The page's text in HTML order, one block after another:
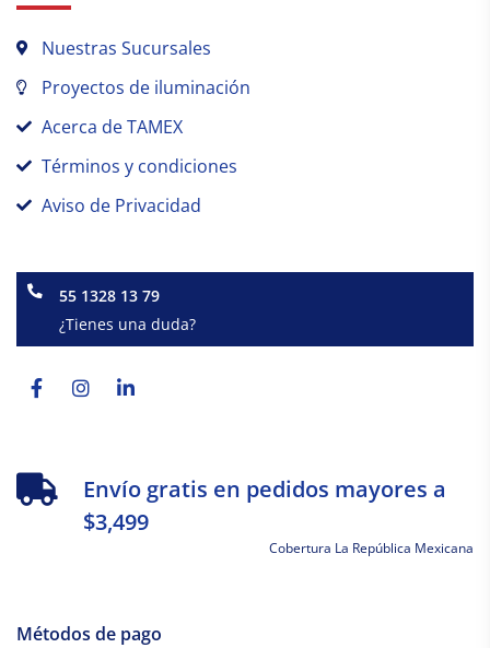
Nuestras Sucursales
Proyectos de iluminación
Acerca de TAMEX
Términos y condiciones
Aviso de Privacidad
55 1328 13 79
¿Tienes una duda?
f
Envío gratis en pedidos mayores a
$3,499
Cobertura La República Mexicana
Métodos de pago